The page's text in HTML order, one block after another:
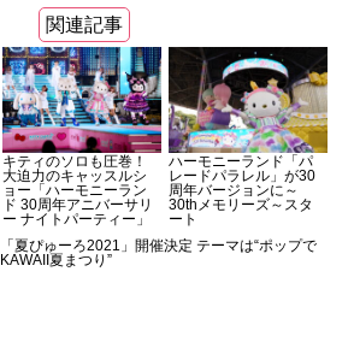
関連記事
キティのソロも圧巻！
大迫力のキャッスルシ
ョー「ハーモニーラン
ド 30周年アニバーサリ
ー ナイトパーティー」
ハーモニーランド「パ
レードパラレル」が30
周年バージョンに～
30thメモリーズ～スタ
ート
「夏ぴゅーろ2021」開催決定 テーマは“ポップで
KAWAII夏まつり”